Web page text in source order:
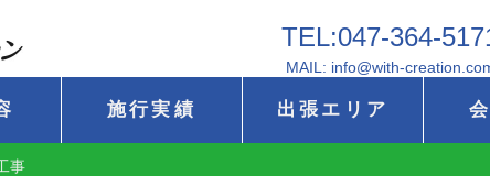
TEL:047-364-
MAIL: info@with-
施行実績 出張エリア
事